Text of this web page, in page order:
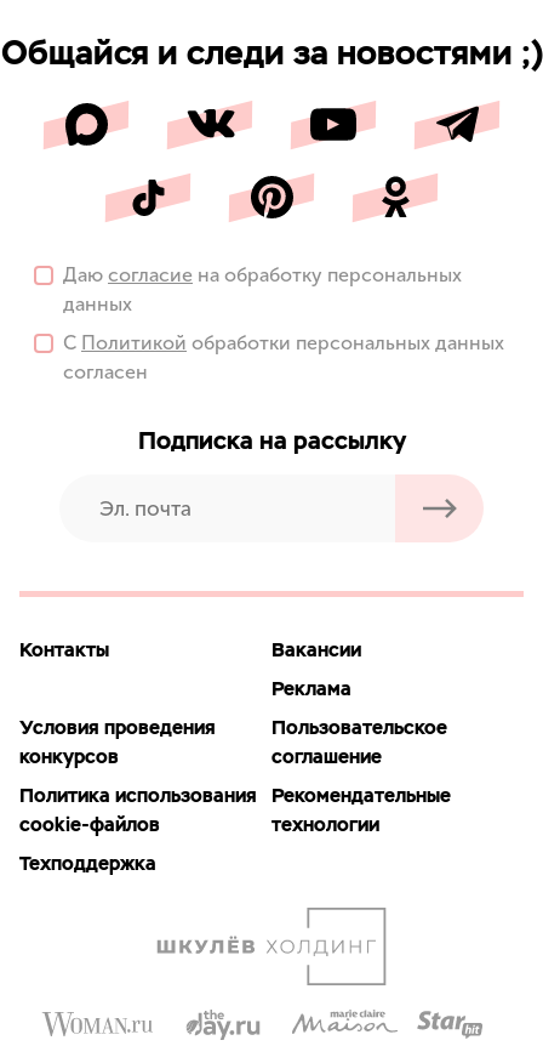
Общайся и следи за новостями ;)
Даю согласие на обработку персональных
данных
С Политикой обработки персональных данных
согласен
Подписка на рассылку
Контакты
Вакансии
Реклама
Условия проведения
конкурсов
Пользовательское
соглашение
Политика использования
cookie-файлов
Рекомендательные
технологии
Техподдержка